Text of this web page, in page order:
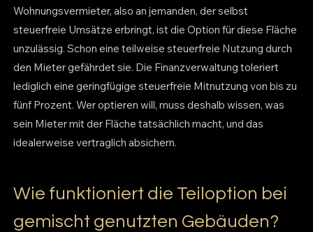
Wohnungsvermieter, also an jemanden, der selbst
steuerfreie Umsätze erbringt, ist die Option für diese Fläche
unzulässig. Schon eine teilweise steuerfreie Nutzung durch
den Mieter gefährdet sie. Die Finanzverwaltung toleriert
lediglich eine geringfügige steuerfreie Mitnutzung von bis zu
fünf Prozent. Wer optieren will, muss deshalb wissen, was
sein Mieter mit der Fläche tatsächlich macht, und das
idealerweise vertraglich absichern.
Wie funktioniert die Teiloption bei
gemischt genutzten Gebäuden?